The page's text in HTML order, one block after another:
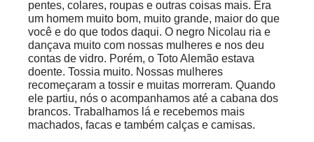
pentes, colares, roupas e outras coisas mais. Era
um homem muito bom, muito grande, maior do que
você e do que todos daqui. O negro Nicolau ria e
dançava muito com nossas mulheres e nos deu
contas de vidro. Porém, o Toto Alemão estava
doente. Tossia muito. Nossas mulheres
recomeçaram a tossir e muitas morreram. Quando
ele partiu, nós o acompanhamos até a cabana dos
brancos. Trabalhamos lá e recebemos mais
machados, facas e também calças e camisas.